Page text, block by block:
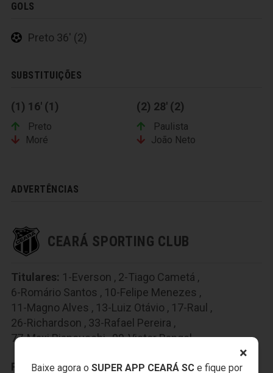
×
Baixe agora o SUPER APP CEARÁ SCe fique por
GOLS
Preto 36' (2)
SUBSTITUIÇÕES
(1) 16' (1)
Preto
Moré
(2) 28' (2)
Paulista
João Neto
ADVERTÊNCIAS
CEARÁ SPORTING CLUB
Titulares: 1-Everson , 2-Tiago Cametá ,
6-Romário Santos , 10-Felipe Menezes ,
11-Magno Alves , 13-Luiz Otávio , 17-Raul ,
26-Richardson , 33-Rafael Pereira ,
77-Maxi Biancucchi,99-Victor Rangel
Reservas:3-Sandro,4-Valdo,7-Jackson Caucaia